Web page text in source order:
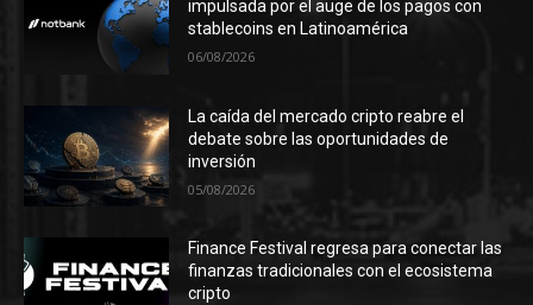
impulsada por el auge de los pagos con
stablecoins en Latinoamérica
06/08/2026
La caída del mercado cripto reabre el
debate sobre las oportunidades de
inversión
05/08/2026
Finance Festival regresa para conectar las
finanzas tradicionales con el ecosistema
cripto